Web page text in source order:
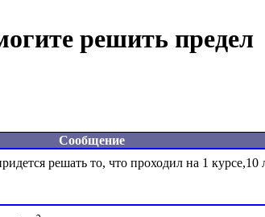
решить предел
Сообщение
решать то, что проходил на 1 курсе,10